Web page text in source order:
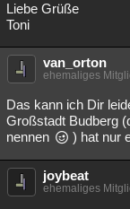
Übersichten
Besucht
Lesenswert
Liebe Grüße
Toni
van_orton
ehemaliges
Das kann ich Dir
Großstadt Budberg
nennen
) hat nur
joybeat
ehemaliges